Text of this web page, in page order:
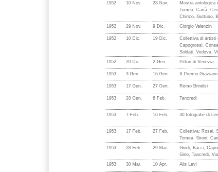
1952 10 Nov. 28 Nov.
Mostra antologica
Tomea, Carrà,
Chirico, Guttuso,
1952
29 Nov. 9 Dic. Giorgio Valenzin
1952 10 Dic. 19 Dic.
Collettiva di artisti
Capogrossi,
Soldati, Vedova,
1952
20 Dic. 2 Gen. Pittori di Venezia
1953 3 Gen. 16 Gen. II Premio
1953 17 Gen. 27 Gen. Remo Brindisi
1953 28 Gen. 6 Feb. Tancredi
1953 7 Feb. 16 Feb. 30 fotografie di
1953 17 Feb. 27 Feb.
Collettiva: Rosai,
Tomea, Sironi,
1953
28 Feb. 29 Mar.
Guidi, Bacci,
Gino, Tancredi,
1953
30 Mar. 10 Apr. Alis Levi